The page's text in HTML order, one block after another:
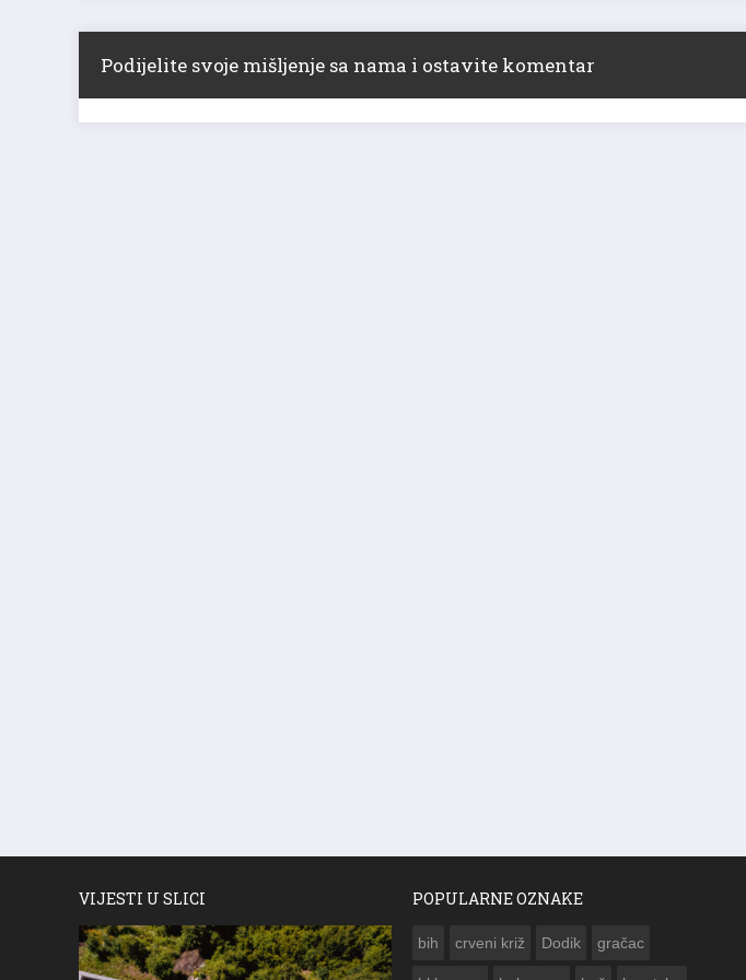
Podijelite svoje mišljenje sa nama i ostavite komentar
VIJESTI U SLICI POPULARNE OZNAKE
bih crveni križ Dodik gračac